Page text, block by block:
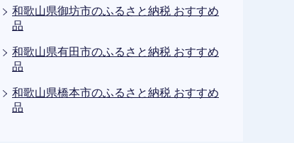
和歌山県御坊市のふるさと納税 おすすめ
品
和歌山県有田市のふるさと納税 おすすめ
品
和歌山県橋本市のふるさと納税 おすすめ
品